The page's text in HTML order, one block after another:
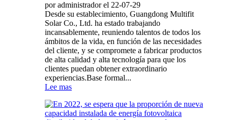
por administrador el 22-07-29
Desde su establecimiento, Guangdong Multifit
Solar Co., Ltd. ha estado trabajando
incansablemente, reuniendo talentos de todos los
ámbitos de la vida, en función de las necesidades
del cliente, y se compromete a fabricar productos
de alta calidad y alta tecnología para que los
clientes puedan obtener extraordinario
experiencias.Base formal...
Lee mas